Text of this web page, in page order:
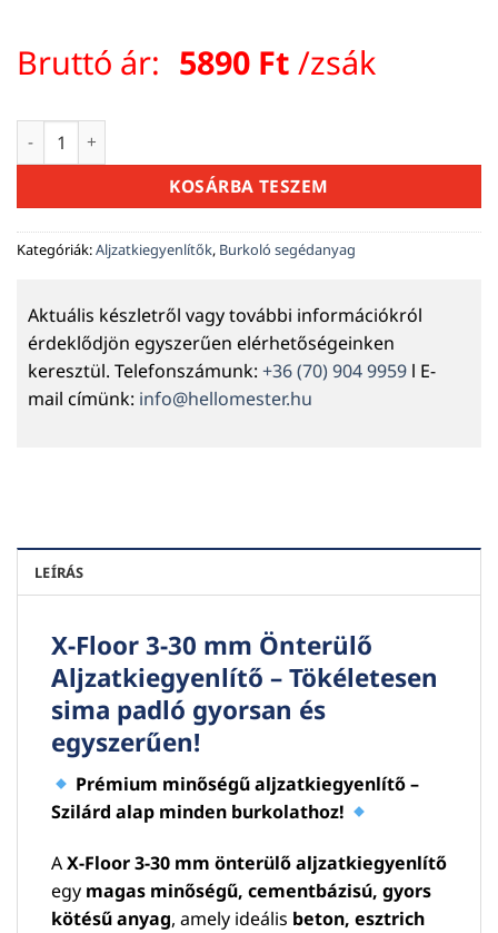
Bruttó ár: 5890 Ft /zsák
X-FLOOR 3-30 MM, ÖNTERÜLŐ ALJZATKIEGYENLÍTŐ
KOSÁRBA TESZEM
Kategóriák:Aljzatkiegyenlítők, Burkoló segédanyag
Aktuális készletről vagy további információkról
érdeklődjön egyszerűen elérhetőségeinken
keresztül. Telefonszámunk: +36 (70) 904 9959 l E-
mail címünk: info@hellomester.hu
LEÍRÁS
X-Floor 3-30 mm Önterülő
Aljzatkiegyenlítő – Tökéletesen
sima padló gyorsan és
egyszerűen!
Prémium minőségű aljzatkiegyenlítő –
Szilárd alap minden burkolathoz!
AX-Floor 3-30 mm önterülő aljzatkiegyenlítő
egy magas minőségű, cementbázisú, gyors
kötésű anyag, amely ideális beton, esztrich